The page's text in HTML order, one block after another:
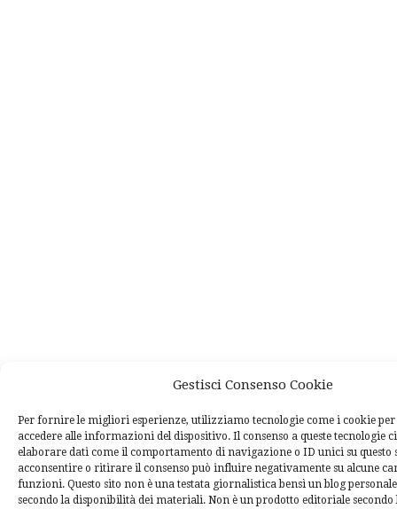
Gestisci Consenso Cookie
Per fornire le migliori esperienze, utilizziamo tecnologie come i cookie
accedere alle informazioni del dispositivo. Il consenso a queste tecnologie
elaborare dati come il comportamento di navigazione o ID unici su questo
acconsentire o ritirare il consenso può influire negativamente su alcune
funzioni. Questo sito non è una testata giornalistica bensì un blog
secondo la disponibilità dei materiali. Non è un prodotto editoriale secondo